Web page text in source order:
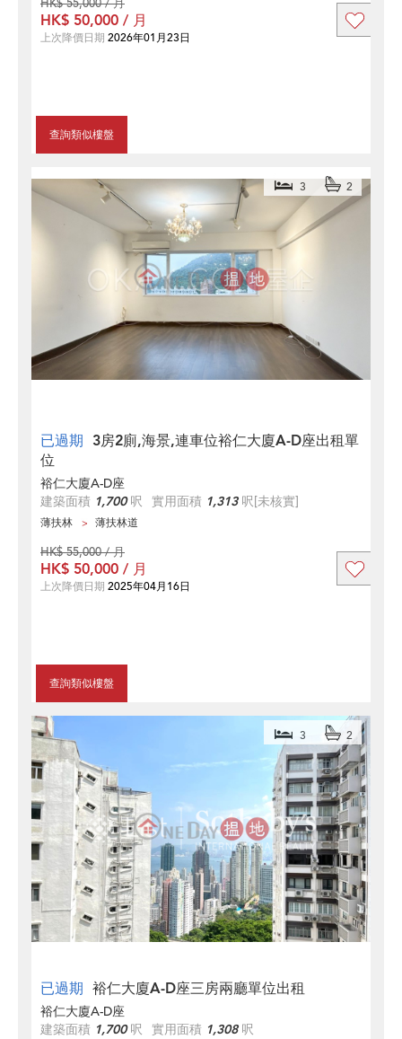
查詢類似樓盤
HK$ 55,000 / 月
HK$ 50,000 / 月
上次降價日期 2026年01月23日
已過期 3房2廁,海景,連車位裕仁大廈A-D座出租單
位
3 2
裕仁大廈A-D座
建築面積 1,700呎 實用面積 1,313呎[未核實]
薄扶林 薄扶林道
查詢類似樓盤
HK$ 55,000 / 月
HK$ 50,000 / 月
上次降價日期 2025年04月16日
已過期 裕仁大廈A-D座三房兩廳單位出租
3 2
裕仁大廈A-D座
建築面積 1,700呎 實用面積 1,308呎